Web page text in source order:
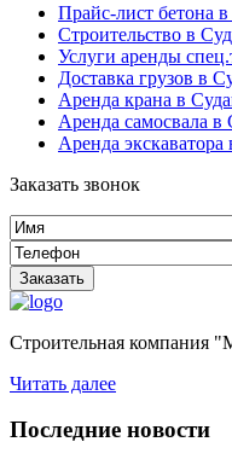
Прайс-лист бетона
Строительство в
Услуги аренды
Доставка грузов в
Аренда крана в
Аренда самосвала в
Аренда экскаватора
Заказать звонок
Строительная
Читать далее
Последние новости